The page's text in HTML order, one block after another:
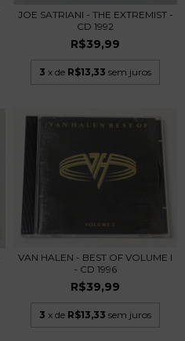
JOE SATRIANI - THE EXTREMIST -
CD 1992
R$39,99
3 x de R$13,33 sem juros
VAN HALEN - BEST OF VOLUME I
- CD 1996
R$39,99
3 x de R$13,33 sem juros